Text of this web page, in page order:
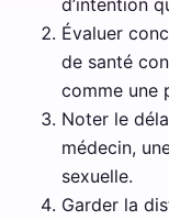
Évaluer
de santé
comme une
Noter le
médecin,
sexuelle.
Garder la